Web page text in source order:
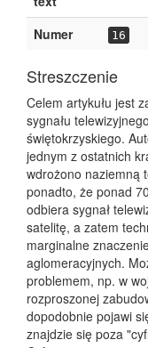
Numer
16
Streszczenie
Celem artykułu jest
sygnału
świętokrzyskiego.
jednym z ostatnich
wdrożono naziemną
ponadto, że ponad
odbiera sygnał
satelitę, a zatem
marginalne
aglomeracyjnych.
problemem, np. w
rozproszonej
dopodobnie pojawi
znajdzie się poza